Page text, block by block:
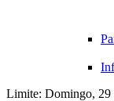
Limite: Domingo, 29